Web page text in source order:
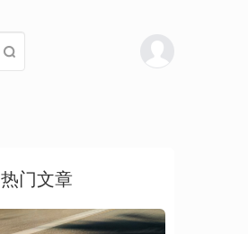
热门文章